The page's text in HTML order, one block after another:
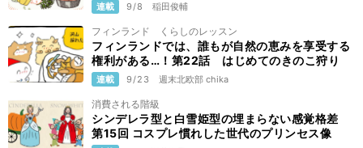
連載 9/8 稲田俊輔
フィンランド くらしのレッスン
フィンランドでは、誰もが自然の恵みを享受する
権利がある…！第22話 はじめてのきのこ狩り
連載 9/23 週末北欧部 chika
消費される階級
シンデレラ型と白雪姫型の埋まらない感覚格差
第15回 コスプレ慣れした世代のプリンセス像